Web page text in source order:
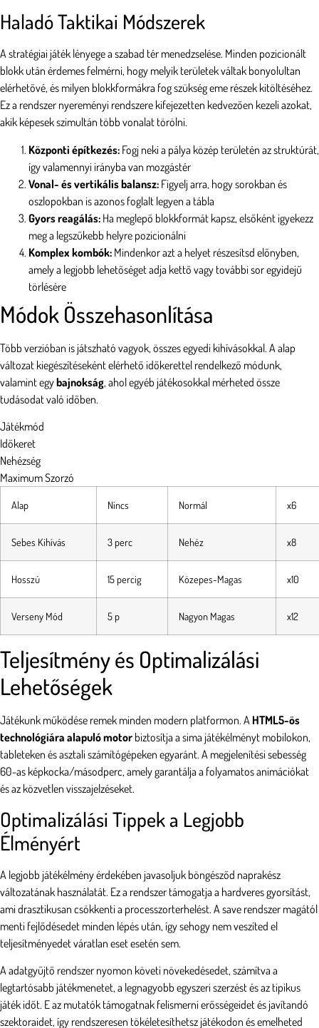
Haladó Taktikai Módszerek
A stratégiai játék lényege a szabad tér menedzselése. Minden pozicionált
blokk után érdemes felmérni, hogy melyik területek váltak bonyolultan
elérhetővé, és milyen blokkformákra fog szükség eme részek kitöltéséhez.
Ez a rendszer nyereményi rendszere kifejezetten kedvezően kezeli azokat,
akik képesek szimultán több vonalat törölni.
Központi építkezés: Fogj neki a pálya közép területén az struktúrát,
így valamennyi irányba van mozgástér
Vonal- és vertikális balansz: Figyelj arra, hogy sorokban és
oszlopokban is azonos foglalt legyen a tábla
Gyors reagálás: Ha meglepő blokkformát kapsz, elsőként igyekezz
meg a legszűkebb helyre pozicionálni
Komplex kombók: Mindenkor azt a helyet részesítsd előnyben,
amely a legjobb lehetőséget adja kettő vagy további sor egyidejű
törlésére
Módok Összehasonlítása
Több verzióban is játszható vagyok, összes egyedi kihívásokkal. A alap
változat kiegészítéseként elérhető időkerettel rendelkező módunk,
valamint egybajnokság, ahol egyéb játékosokkal mérheted össze
tudásodat való időben.
Játékmód
Időkeret
Nehézség
Maximum Szorzó
Alap Nincs Normál x6
Sebes Kihívás 3 perc Nehéz x8
Hosszú 15 percig Közepes-Magas x10
Verseny Mód 5 p Nagyon Magas x12
Teljesítmény és Optimalizálási
Lehetőségek
Játékunk működése remek minden modern platformon. A HTML5-ös
technológiára alapuló motor biztosítja a sima játékélményt mobilokon,
tableteken és asztali számítógépeken egyaránt. A megjelenítési sebesség
60-as képkocka/másodperc, amely garantálja a folyamatos animációkat
és az közvetlen visszajelzéseket.
Optimalizálási Tippek a Legjobb
Élményért
A legjobb játékélmény érdekében javasoljuk böngésződ naprakész
változatának használatát. Ez a rendszer támogatja a hardveres gyorsítást,
ami drasztikusan csökkenti a processzorterhelést. A save rendszer magától
menti fejlődésedet minden lépés után, így sehogy nem veszíted el
teljesítményedet váratlan eset esetén sem.
A adatgyűjtő rendszer nyomon követi növekedésedet, számítva a
legtartósabb játékmenetet, a legnagyobb egyszeri szerzést és az tipikus
játék időt. E az mutatók támogatnak felismerni erősségeidet és javítandó
szektoraidet, így rendszeresen tökéletesíthetsz játékodon és emelheted